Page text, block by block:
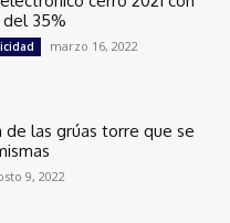
35%
marzo 16, 2022
de las grúas torre que se
9, 2022